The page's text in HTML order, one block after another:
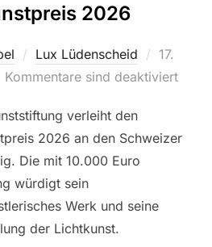
2026
Lux Lüdenscheid
am
17.
Kommentare sind deaktiviert
verleiht den
2026 an den Schweizer
Die mit 10.000 Euro
würdigt sein
Werk und seine
der Lichtkunst.